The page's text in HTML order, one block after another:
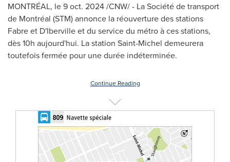
MONTRÉAL, le9 oct. 2024/CNW/ - La Société de transport
de Montréal (STM) annonce la réouverture des stations
Fabreet D'Ibervilleet du service du métro à ces stations,
dès 10h aujourd'hui. La station Saint-Michel demeurera
toutefois fermée pour une durée indéterminée.
Continue Reading